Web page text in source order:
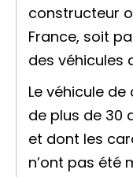
constructeur
France, soit
des véhicules
Le véhicule
de plus de 30
et dont les
n’ont pas été